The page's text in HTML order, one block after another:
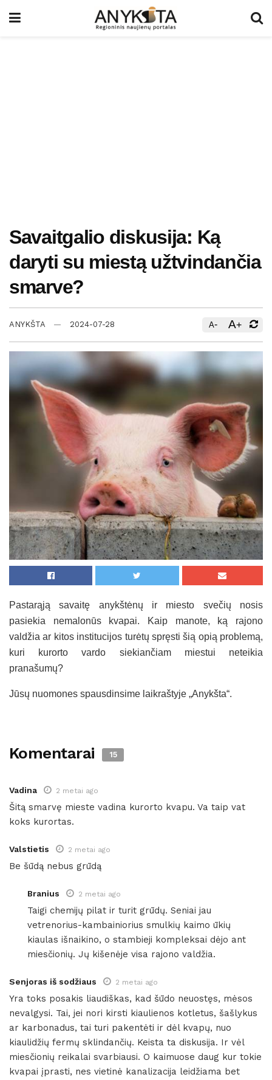
Savaitgalio diskusija: Ką
daryti su miestą užtvindančia
smarve?
ANYKŠTA 2024-07-28 A- A+
Pastarąją savaitę anykštėnų ir miesto svečių nosis
pasiekia nemalonūs kvapai. Kaip manote, ką rajono
valdžia ar kitos institucijos turėtų spręsti šią opią problemą,
kuri kurorto vardo siekiančiam miestui neteikia
pranašumų?
Jūsų nuomones spausdinsime laikraštyje „Anykšta“.
Komentarai 15
Vadina 2 metai ago
Šitą smarvę mieste vadina kurorto kvapu. Va taip vat
koks kurortas.
Valstietis 2 metai ago
Be šūdą nebus grūdą
Branius 2 metai ago
Taigi chemijų pilat ir turit grūdų. Seniai jau
vetrenorius-kambainiorius smulkių kaimo ūkių
kiaulas išnaikino, o stambieji kompleksai dėjo ant
miesčionių. Jų kišenėje visa rajono valdžia.
Senjoras iš sodžiaus 2 metai ago
Yra toks posakis liaudiškas, kad šūdo neuostęs, mėsos
nevalgysi. Tai, jei nori kirsti kiaulienos kotletus, šašlykus
ar karbonadus, tai turi pakentėti ir dėl kvapų, nuo
kiaulidžių fermų sklindančių. Keista ta diskusija. Ir vėl
miesčionių reikalai svarbiausi. O kaimuose daug kur tokie
kvapai įprasti, nes vietinė kanalizacija leidžiama bet